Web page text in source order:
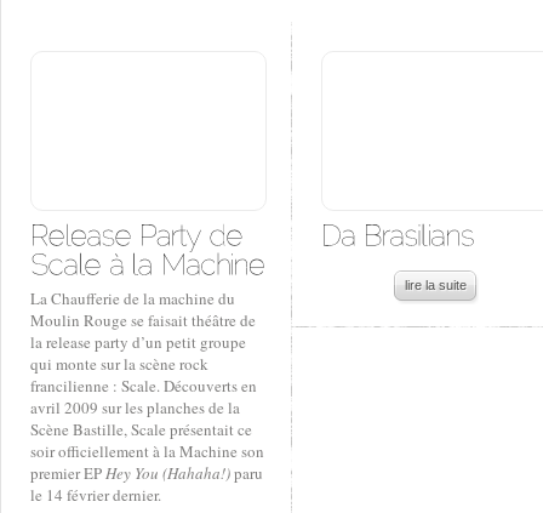
La Chaufferie de la machine du
Moulin Rouge se faisait théâtre de
la release party d’un petit groupe
qui monte sur la scène rock
francilienne : Scale. Découverts en
avril 2009 sur les planches de la
Scène Bastille, Scale présentait ce
soir officiellement à la Machine son
premier EPHey You (Hahaha!)paru
le 14 février dernier.
lire la suite